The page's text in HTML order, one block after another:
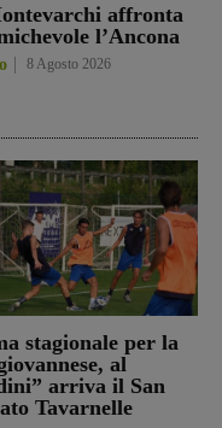
affronta
l’Ancona
8 Agosto 2026
stagionale per la
al
arriva il San
Tavarnelle